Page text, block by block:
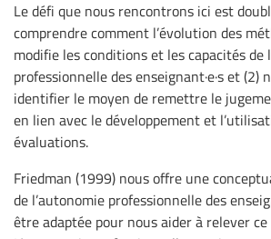
Le défi que nous rencontrons ici est
comprendre comment l’évolution des
modifie les conditions et les capacités de
professionnelle des enseignant·e·s et (2)
identifier le moyen de remettre le
en lien avec le développement et
évaluations.
Friedman (1999) nous offre une
de l’autonomie professionnelle des
être adaptée pour nous aider à relever